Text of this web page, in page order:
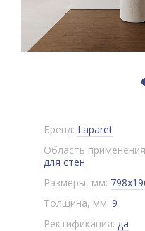
Бренд: Laparet
Область
для стен
Размеры, мм:
Толщина, мм: 9
Ректификация: да